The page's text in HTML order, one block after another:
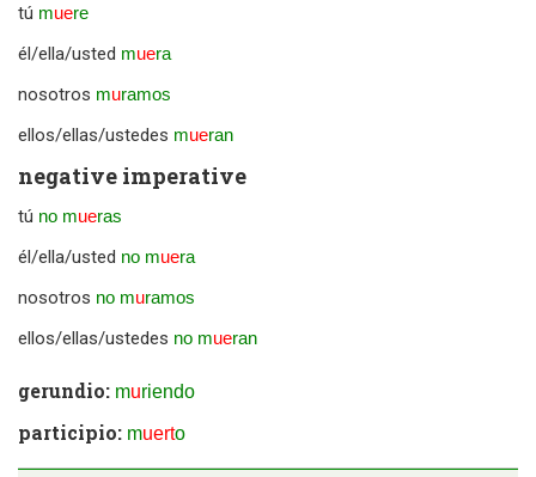
tú muere
él/ella/usted muera
nosotros muramos
ellos/ellas/ustedes mueran
negative imperative
tú no mueras
él/ella/usted no muera
nosotros no muramos
ellos/ellas/ustedes no mueran
gerundio: muriendo
participio: muerto